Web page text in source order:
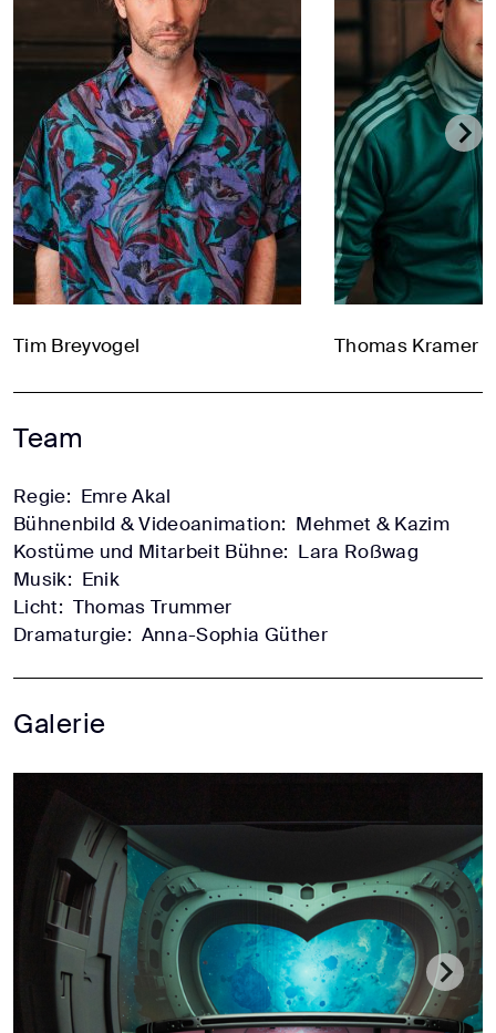
Tim Breyvogel Thomas Kramer
Team
Regie: Emre Akal
Bühnenbild & Videoanimation: Mehmet & Kazim
Kostüme und Mitarbeit Bühne: Lara Roßwag
Musik: Enik
Licht: Thomas Trummer
Dramaturgie: Anna-Sophia Güther
Galerie